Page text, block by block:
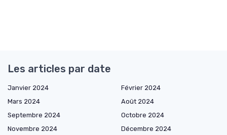
Les articles par date
Janvier 2024
Février 2024
Mars 2024
Août 2024
Septembre 2024
Octobre 2024
Novembre 2024
Décembre 2024